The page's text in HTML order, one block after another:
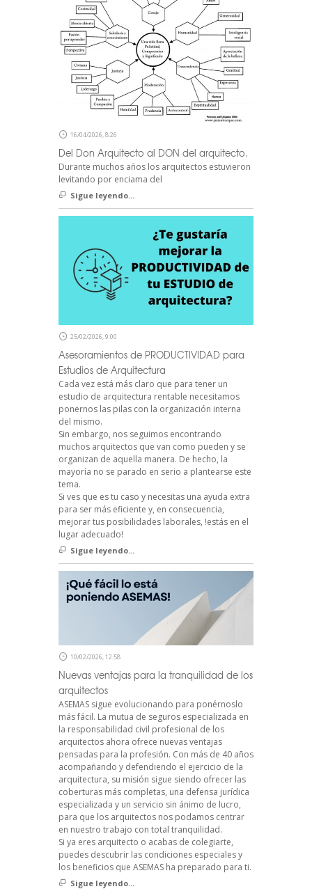
16/04/2026, 8:26
Del Don Arquitecto al DON del arquitecto.
Durante muchos años los arquitectos estuvieron
levitando por enciama del
Sigue leyendo...
25/02/2026, 9:00
Asesoramientos de PRODUCTIVIDAD para
Estudios de Arquitectura
Cada vez está más claro que para tener un
estudio de arquitectura rentable necesitamos
ponernos las pilas con la organización interna
del mismo.
Sin embargo, nos seguimos encontrando
muchos arquitectos que van como pueden y se
organizan de aquella manera. De hecho, la
mayoría no se parado en serio a plantearse este
tema.
Si ves que es tu caso y necesitas una ayuda extra
para ser más eficiente y, en consecuencia,
mejorar tus posibilidades laborales, !estás en el
lugar adecuado!
Sigue leyendo...
10/02/2026, 12:58
Nuevas ventajas para la tranquilidad de los
arquitectos
ASEMAS sigue evolucionando para ponérnoslo
más fácil. La mutua de seguros especializada en
la responsabilidad civil profesional de los
arquitectos ahora ofrece nuevas ventajas
pensadas para la profesión. Con más de 40 años
acompañando y defendiendo el ejercicio de la
arquitectura, su misión sigue siendo ofrecer las
coberturas más completas, una defensa jurídica
especializada y un servicio sin ánimo de lucro,
para que los arquitectos nos podamos centrar
en nuestro trabajo con total tranquilidad.
Si ya eres arquitecto o acabas de colegiarte,
puedes descubrir las condiciones especiales y
los beneficios que ASEMAS ha preparado para ti.
Sigue leyendo...